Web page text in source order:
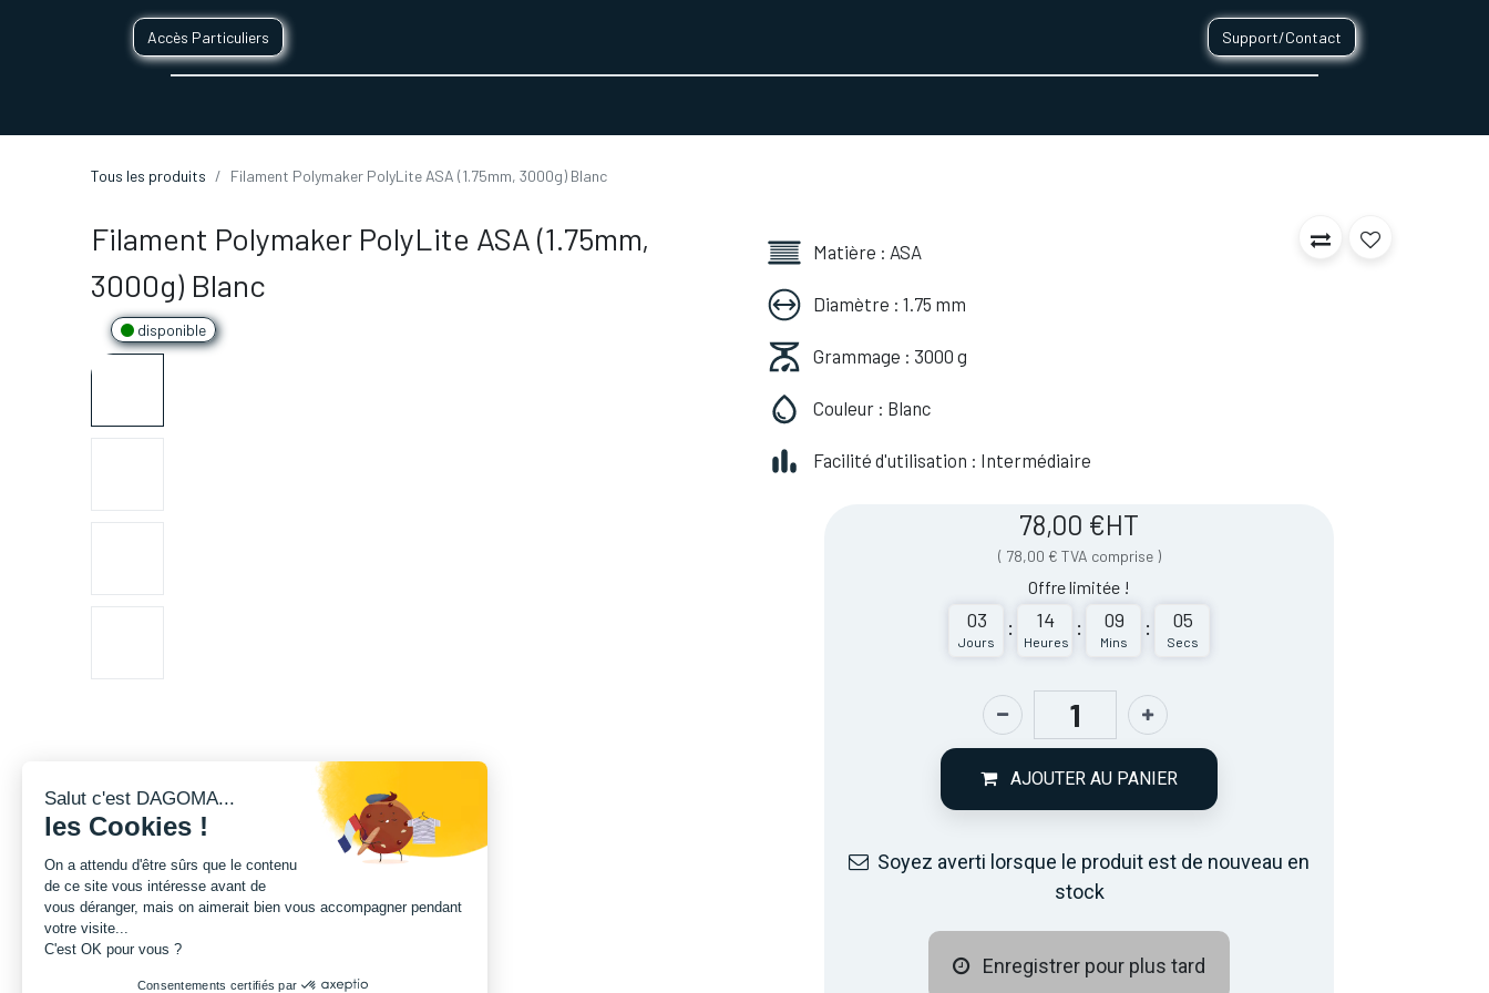
Accès Particuliers Support/Contact
Tous les produits Filament Polymaker PolyLite ASA (1.75mm, 3000g) Blanc
Filament Polymaker PolyLite ASA (1.75mm,
3000g) Blanc
disponible
Matière : ASA
Diamètre : 1.75 mm
Grammage : 3000 g
Couleur : Blanc
Facilité d'utilisation : Intermédiaire
78,00 €HT
( 78,00 € TVA comprise )
Offre limitée !
03
Jours
: 14
Heures
: 09
Mins
: 05
Secs
AJOUTER AU PANIER
Soyez averti lorsque le produit est de nouveau en
stock
Enregistrer pour plus tard
Salut c'est DAGOMA...
les Cookies !
On a attendu d'être sûrs que le contenu
de ce site vous intéresse avant de
vous déranger, mais on aimerait bien vous accompagner pendant
votre visite...
C'est OK pour vous ?
Consentements certifiés par